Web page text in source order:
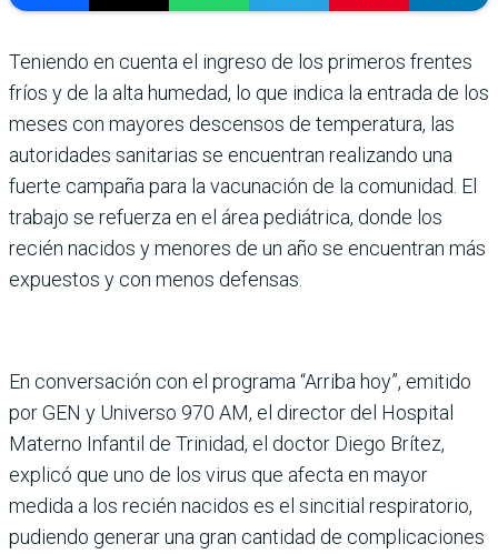
Teniendo en cuenta el ingreso de los prime­ros frentes
fríos y de la alta humedad, lo que indica la entrada de los
meses con mayores descensos de tem­peratura, las
autoridades sanitarias se encuentran realizando una
fuerte cam­paña para la vacunación de la comunidad. El
trabajo se refuerza en el área pediá­trica, donde los
recién naci­dos y menores de un año se encuentran más
expuestos y con menos defensas.
En conversación con el pro­grama “Arriba hoy”, emi­tido
por GEN y Universo 970 AM, el director del Hospital
Materno Infantil de Trinidad, el doctor Diego Brítez,
explicó que uno de los virus que afecta en mayor
medida a los recién nacidos es el sincitial respira­torio,
pudiendo generar una gran cantidad de complica­ciones